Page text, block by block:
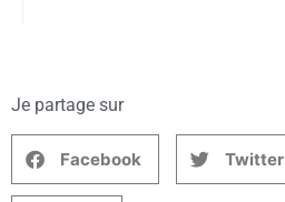
Je partage sur
Facebook Twitter